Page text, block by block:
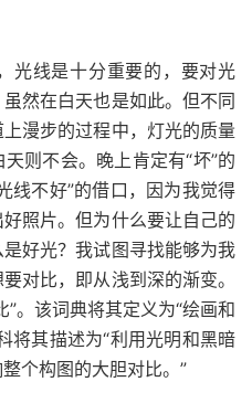
光线是十分重要的，要对光
然在白天也是如此。但不同
漫步的过程中，灯光的质量
则不会。 晚上肯定有“坏”的
线不好”的借口，因为我觉得
照片。但为什么要让自己的
好光？我试图寻找能够为我
对比，即从浅到深的渐变。
。该词典将其定义为“绘画和
将其描述为“利用光明和黑暗
个构图的大胆对比。”